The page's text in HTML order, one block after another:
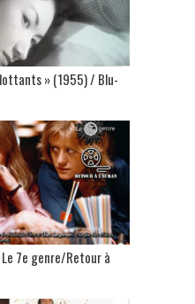
» (1955) / Blu-
7e genre/Retour à